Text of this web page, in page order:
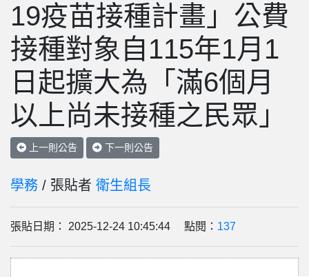
19疫苗接種計畫」公費
接種對象自115年1月1
日起擴大為「滿6個月
以上尚未接種之民眾」
上一則公告 下一則公告
學務 / 張貼者 衛生組長
張貼日期： 2025-12-24 10:45:44 點閱： 137